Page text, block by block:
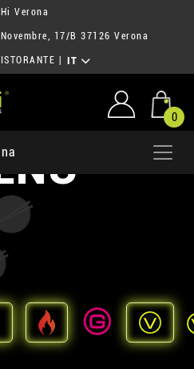
Verona
17/B 37126 Verona
IT
0